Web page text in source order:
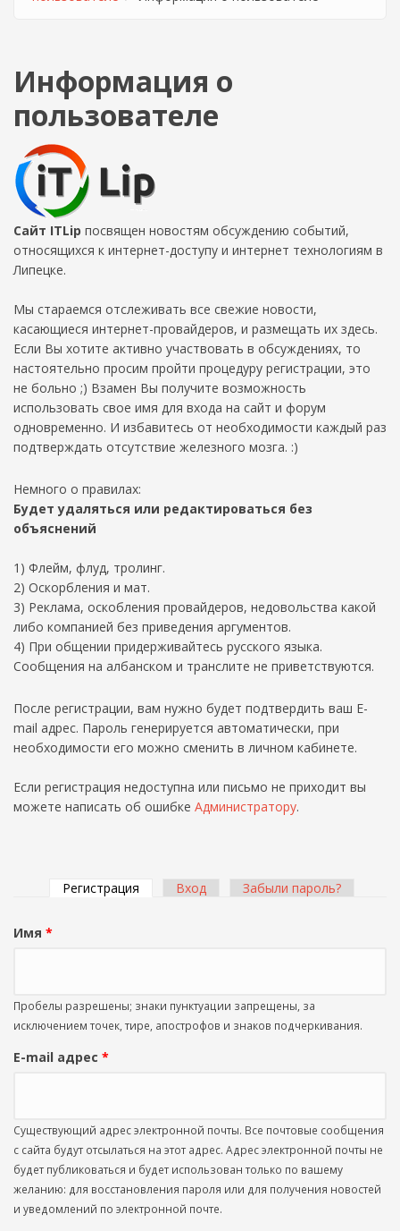
Информация о
пользователе
Сайт ITLip посвящен новостям обсуждению событий,
относящихся к интернет-доступу и интернет технологиям в
Липецке.
Мы стараемся отслеживать все свежие новости,
касающиеся интернет-провайдеров, и размещать их здесь.
Если Вы хотите активно участвовать в обсуждениях, то
настоятельно просим пройти процедуру регистрации, это
не больно ;) Взамен Вы получите возможность
использовать свое имя для входа на сайт и форум
одновременно. И избавитесь от необходимости каждый раз
подтверждать отсутствие железного мозга. :)
Немного о правилах:
Будет удаляться или редактироваться без
объяснений
1) Флейм, флуд, тролинг.
2) Оскорбления и мат.
3) Реклама, оскобления провайдеров, недовольства какой
либо компанией без приведения аргументов.
4) При общении придерживайтесь русского языка.
Сообщения на албанском и транслите не приветствуются.
После регистрации, вам нужно будет подтвердить ваш E-
mail адрес. Пароль генерируется автоматически, при
необходимости его можно сменить в личном кабинете.
Если регистрация недоступна или письмо не приходит вы
можете написать об ошибке Администратору.
Регистрация (активная вкладка)
Вход Забыли пароль?
Имя *
Пробелы разрешены; знаки пунктуации запрещены, за
исключением точек, тире, апострофов и знаков подчеркивания.
E-mail адрес *
Существующий адрес электронной почты. Все почтовые сообщения
с сайта будут отсылаться на этот адрес. Адрес электронной почты не
будет публиковаться и будет использован только по вашему
желанию: для восстановления пароля или для получения новостей
и уведомлений по электронной почте.